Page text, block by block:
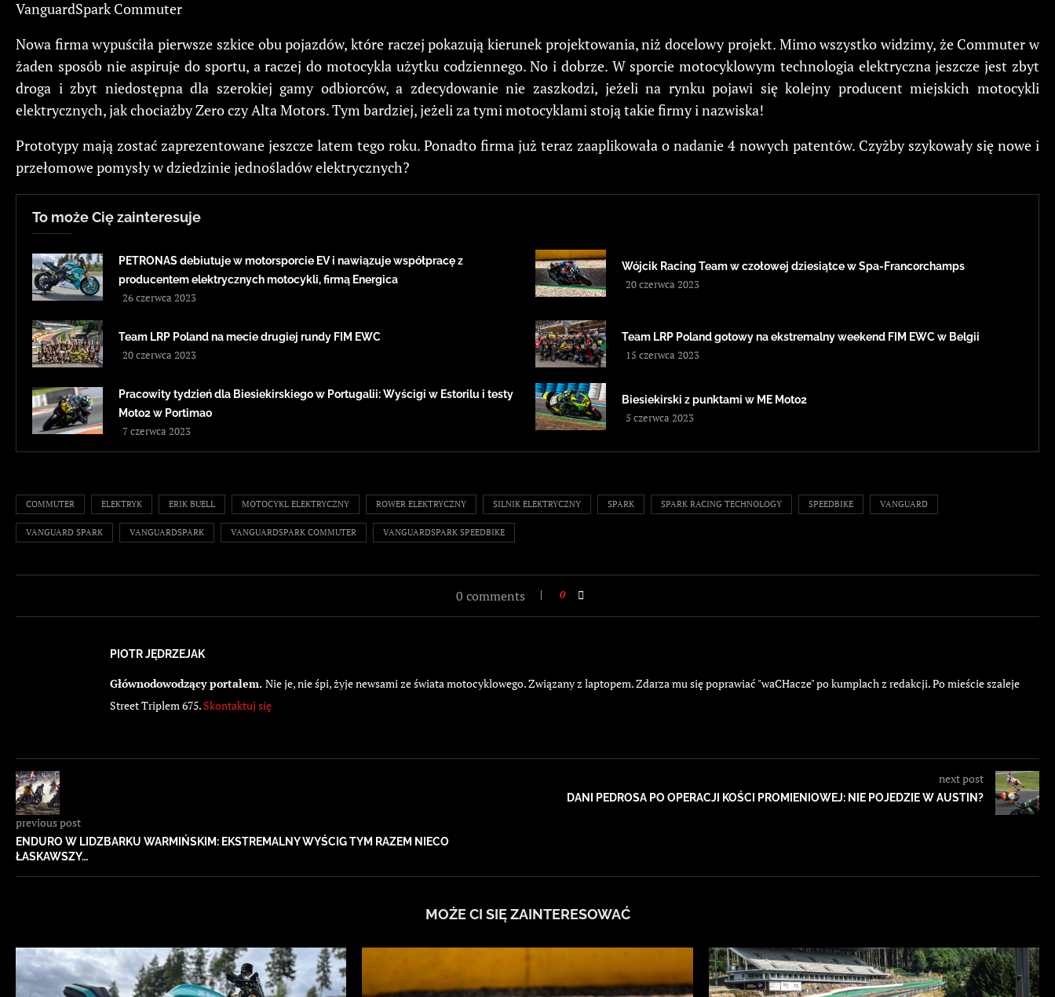
VanguardSpark Commuter
Nowa firma wypuściła pierwsze szkice obu pojazdów, które raczej pokazują kierunek projektowania, niż docelowy projekt. Mimo wszystko widzimy, że Commuter w
żaden sposób nie aspiruje do sportu, a raczej do motocykla użytku codziennego. No i dobrze. W sporcie motocyklowym technologia elektryczna jeszcze jest zbyt
droga i zbyt niedostępna dla szerokiej gamy odbiorców, a zdecydowanie nie zaszkodzi, jeżeli na rynku pojawi się kolejny producent miejskich motocykli
elektrycznych, jak chociażby Zero czy Alta Motors. Tym bardziej, jeżeli za tymi motocyklami stoją takie firmy i nazwiska!
Prototypy mają zostać zaprezentowane jeszcze latem tego roku. Ponadto firma już teraz zaaplikowała o nadanie 4 nowych patentów. Czyżby szykowały się nowe i
przełomowe pomysły w dziedzinie jednośladów elektrycznych?
To może Cię zainteresuje
PETRONAS debiutuje w motorsporcie EV i nawiązuje współpracę z
producentem elektrycznych motocykli, firmą Energica
26 czerwca 2023
Wójcik Racing Team w czołowej dziesiątce w Spa-Francorchamps
20 czerwca 2023
Team LRP Poland na mecie drugiej rundy FIM EWC
20 czerwca 2023
Team LRP Poland gotowy na ekstremalny weekend FIM EWC w Belgii
15 czerwca 2023
Pracowity tydzień dla Biesiekirskiego w Portugalii: Wyścigi w Estorilu i testy
Moto2 w Portimao
7 czerwca 2023
Biesiekirski z punktami w ME Moto2
5 czerwca 2023
COMMUTER ELEKTRYK ERIK BUELL MOTOCYKL ELEKTRYCZNY ROWER ELEKTRYCZNY SILNIK ELEKTRYCZNY SPARK SPARK RACING TECHNOLOGY SPEEDBIKE VANGUARD
VANGUARD SPARK VANGUARDSPARK VANGUARDSPARK COMMUTER VANGUARDSPARK SPEEDBIKE
0 comments 0
PIOTR JĘDRZEJAK
Głównodowodzący portalem. Nie je, nie śpi, żyje newsami ze świata motocyklowego. Związany z laptopem. Zdarza mu się poprawiać "waCHacze" po kumplach z redakcji. Po mieście szaleje
Street Triplem 675. Skontaktuj się
previous post
ENDURO W LIDZBARKU WARMIŃSKIM: EKSTREMALNY WYŚCIG TYM RAZEM NIECO
ŁASKAWSZY…
next post
DANI PEDROSA PO OPERACJI KOŚCI PROMIENIOWEJ: NIE POJEDZIE W AUSTIN?
MOŻE CI SIĘ ZAINTERESOWAĆ